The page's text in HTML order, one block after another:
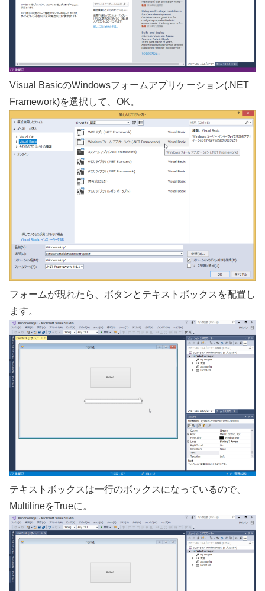
Visual BasicのWindowsフォームアプリケーション(.NET
Framework)を選択して、OK。
フォームが現れたら、ボタンとテキストボックスを配置し
ます。
テキストボックスは一行のボックスになっているので、
MultilineをTrueに。